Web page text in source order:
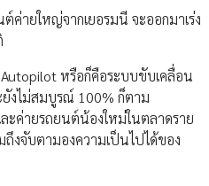
ค่ายใหญ่จากเยอรมนี จะออกมาเร่ง
Autopilot หรือก็คือระบบขับเคลื่อน
งไม่สมบูรณ์ 100% ก็ตาม
ะค่ายรถยนต์น้องใหม่ในตลาดราย
จับตามองความเป็นไปได้ของ